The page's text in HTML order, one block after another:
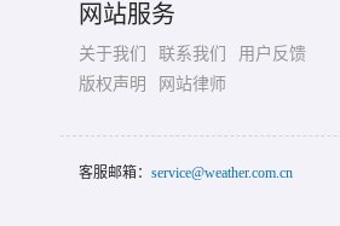
网站服务
关于我们 联系我们
用户反馈
版权声明
网站律师
客服邮箱： service@weather.com.cn